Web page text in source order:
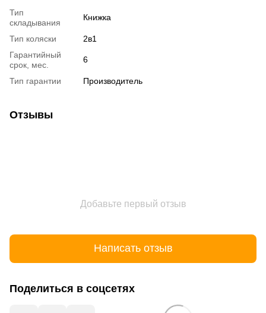
Тип
складывания
Книжка
Тип коляски
2в1
Гарантийный
срок, мес.
6
Тип гарантии Производитель
Отзывы
Добавьте первый отзыв
Написать отзыв
Поделиться в соцсетях